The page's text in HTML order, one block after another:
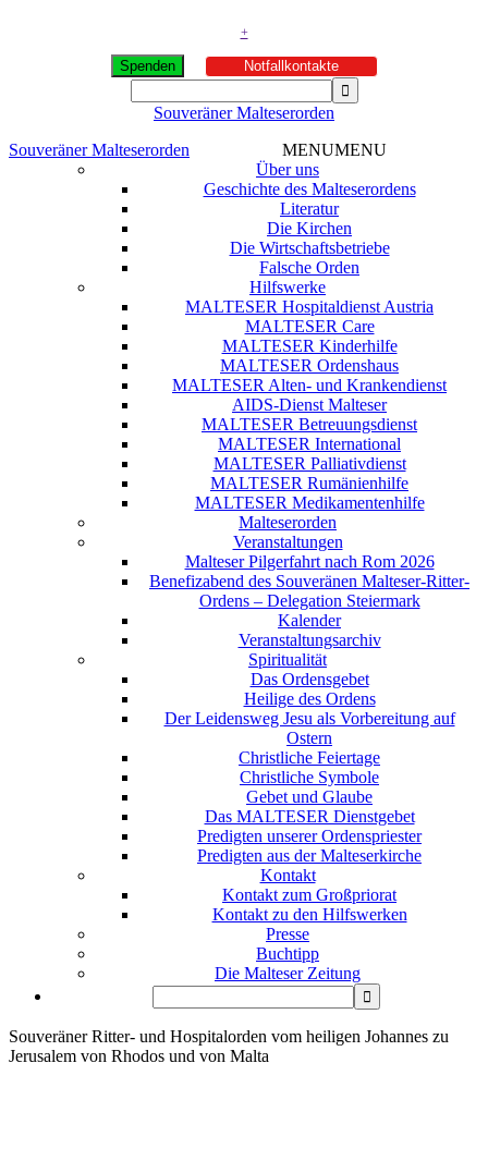
+
Spenden Notfallkontakte
Souveräner Malteserorden
Souveräner Malteserorden
MENUMENU
Über uns
Geschichte des Malteserordens
Literatur
Die Kirchen
Die Wirtschaftsbetriebe
Falsche Orden
Hilfswerke
MALTESER Hospitaldienst Austria
MALTESER Care
MALTESER Kinderhilfe
MALTESER Ordenshaus
MALTESER Alten- und Krankendienst
AIDS-Dienst Malteser
MALTESER Betreuungsdienst
MALTESER International
MALTESER Palliativdienst
MALTESER Rumänienhilfe
MALTESER Medikamentenhilfe
Malteserorden
Veranstaltungen
Malteser Pilgerfahrt nach Rom 2026
Benefizabend des Souveränen Malteser-Ritter-
Ordens – Delegation Steiermark
Kalender
Veranstaltungsarchiv
Spiritualität
Das Ordensgebet
Heilige des Ordens
Der Leidensweg Jesu als Vorbereitung auf
Ostern
Christliche Feiertage
Christliche Symbole
Gebet und Glaube
Das MALTESER Dienstgebet
Predigten unserer Ordenspriester
Predigten aus der Malteserkirche
Kontakt
Kontakt zum Großpriorat
Kontakt zu den Hilfswerken
Presse
Buchtipp
Die Malteser Zeitung
Souveräner Ritter- und Hospitalorden vom heiligen Johannes zu
Jerusalem von Rhodos und von Malta